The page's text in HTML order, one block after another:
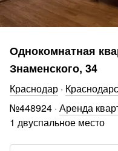
Однокомнатная
Знаменского, 34
Краснодар ·
№448924 · Аренда
1 двуспальное место